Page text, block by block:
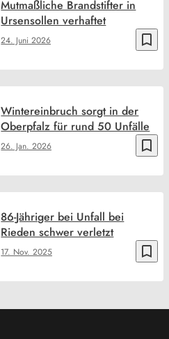
bookmark_border
24. Juni 2026
Mutmaßliche Brandstifter in
Ursensollen verhaftet
bookmark_border
26. Jan. 2026
Wintereinbruch sorgt in der
Oberpfalz für rund 50 Unfälle
bookmark_border
17. Nov. 2025
86-Jähriger bei Unfall bei
Rieden schwer verletzt